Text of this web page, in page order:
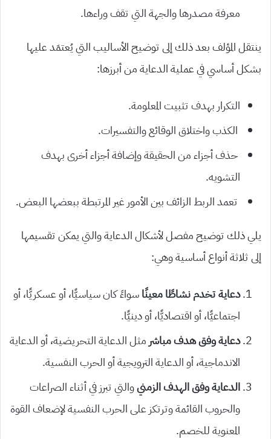
معرفة مصدرها والجهة التي تقف وراءها.
ينتقل المؤلف بعد ذلك إلى توضيح الأساليب التي يُعتمَد عليها
بشكل أساسي في عملية الدعاية من أبرزها:
التكرار بهدف تثبيت المعلومة.
الكذب واختلاق الوقائع والتفسيرات.
حذف أجزاء من الحقيقة وإضافة أجزاء أخرى بهدف
التشويه.
تعمد الربط الزائف بين الأمور غير المرتبطة ببعضها البعض.
يلي ذلك توضيح مفصل لأشكال الدعاية والتي يمكن تقسيمها
إلى ثلاثة أنواع أساسية وهي:
دعاية تخدم نشاطًا معينًاسواءً كان سياسيًّا، أو عسكريًّا، أو
اجتماعيًّا، أو اقتصاديًّا، أو دينيًّا.
دعاية وفق هدف مباشر مثل الدعاية التحريضية، أو الدعاية
الاندماجية، أو الدعاية الترويجية أو الحرب النفسية.
الدعاية وفق الهدف الزمنيوالتي تبرز في أثناء الصراعات
والحروب القائمة وترتكز على الحرب النفسية لإضعاف القوة
المعنوية للخصم.